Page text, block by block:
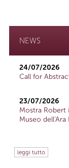
NEWS
24/07/2026
Call for
23/07/2026
Mostra Robert
Museo dell'Ara
leggi tutto